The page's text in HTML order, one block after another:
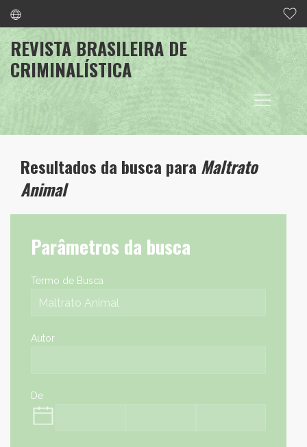
REVISTA BRASILEIRA DE
CRIMINALÍSTICA
Resultados da busca para Maltrato
Animal
Parâmetros da busca
Termo de Busca
Autor
De